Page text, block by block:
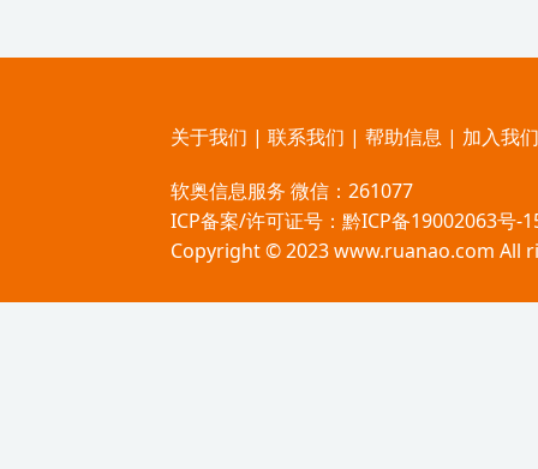
关于我们 | 联系我们 | 帮助信息 | 加入我们
软奥信息服务 微信：261077
ICP备案/许可证号： 黔ICP备19002063号-
Copyright © 2023 www.ruanao.com All